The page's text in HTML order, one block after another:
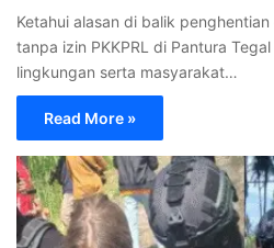
Ketahui alasan di balik
tanpa izin PKKPRL di Pantura
lingkungan serta masyarakat…
Read More »